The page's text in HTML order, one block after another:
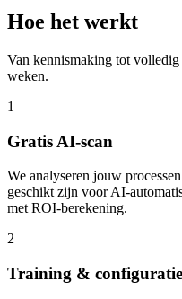
Hoe het werkt
Van kennismaking tot
weken.
1
Gratis AI-scan
We analyseren jouw
geschikt zijn voor AI-
met ROI-berekening.
2
Training & configuratie